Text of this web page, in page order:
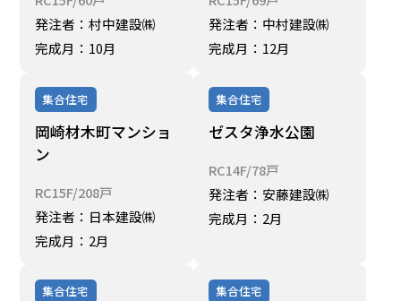
発注者：村中建設㈱
完成月：10月
発注者：中村建設㈱
完成月：12月
集合住宅
岡崎材木町マンショ
ン
RC15F/208戸
発注者：日本建設㈱
完成月：2月
集合住宅
ゼスタ浄水公園
RC14F/78戸
発注者：安藤建設㈱
完成月：2月
集合住宅 集合住宅